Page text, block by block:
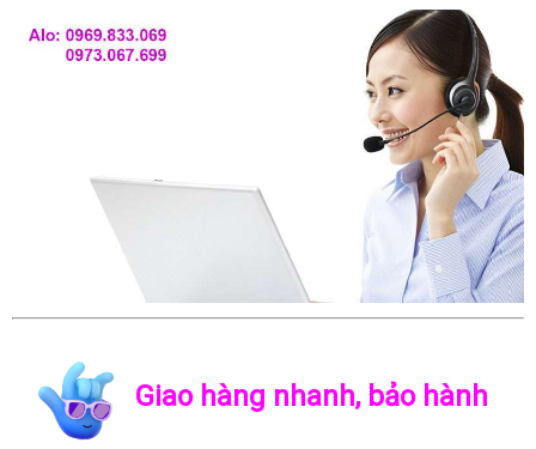
Giao hàng nhanh, bảo hành